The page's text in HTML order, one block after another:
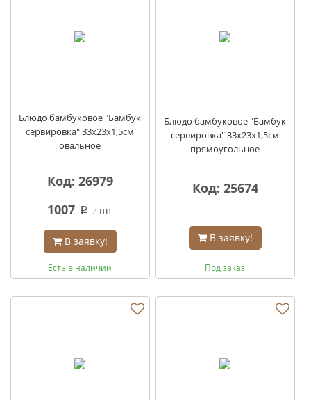
Блюдо бамбуковое "Бамбук
сервировка" 33х23х1,5см
овальное
Код: 26979
1007 q шт
В заявку!
Есть в наличии
Блюдо бамбуковое "Бамбук
сервировка" 33х23х1,5см
прямоугольное
Код: 25674
В заявку!
Под заказ